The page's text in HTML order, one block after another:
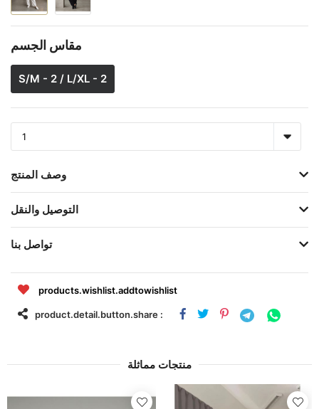
مقاس الجسم
S/M - 2 / L/XL - 2
وصف المنتج
التوصيل والنقل
تواصل بنا
products.wishlist.addtowishlist
product.detail.button.share :
منتجات مماثلة